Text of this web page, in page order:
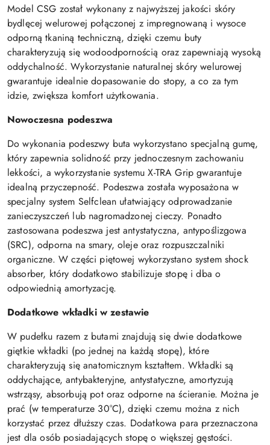
Model CSG został wykonany z najwyższej jakości skóry
bydlęcej welurowej połączonej z impregnowaną i wysoce
odporną tkaniną techniczną, dzięki czemu buty
charakteryzują się wodoodpornością oraz zapewniają wysoką
oddychalność. Wykorzystanie naturalnej skóry welurowej
gwarantuje idealnie dopasowanie do stopy, a co za tym
idzie, zwiększa komfort użytkowania.
Nowoczesna podeszwa
Do wykonania podeszwy buta wykorzystano specjalną gumę,
który zapewnia solidność przy jednoczesnym zachowaniu
lekkości, a wykorzystanie systemu X-TRA Grip gwarantuje
idealną przyczepność. Podeszwa została wyposażona w
specjalny system Selfclean ułatwiający odprowadzanie
zanieczyszczeń lub nagromadzonej cieczy. Ponadto
zastosowana podeszwa jest antystatyczna, antypoślizgowa
(SRC), odporna na smary, oleje oraz rozpuszczalniki
organiczne. W części piętowej wykorzystano system shock
absorber, który dodatkowo stabilizuje stopę i dba o
odpowiednią amortyzację.
Dodatkowe wkładki w zestawie
W pudełku razem z butami znajdują się dwie dodatkowe
giętkie wkładki (po jednej na każdą stopę), które
charakteryzują się anatomicznym kształtem. Wkładki są
oddychające, antybakteryjne, antystatyczne, amortyzują
wstrząsy, absorbują pot oraz odporne na ścieranie. Można je
prać (w temperaturze 30°C), dzięki czemu można z nich
korzystać przez dłuższy czas. Dodatkowa para przeznaczona
jest dla osób posiadających stopę o większej gęstości.